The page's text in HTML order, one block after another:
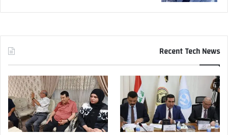
Recent Tech News